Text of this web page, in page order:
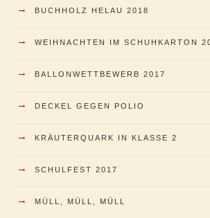
→ BUCHHOLZ HELAU 2018
→ WEIHNACHTEN IM SCHUHKARTON
→ BALLONWETTBEWERB 2017
→ DECKEL GEGEN POLIO
→ KRÄUTERQUARK IN KLASSE 2
→ SCHULFEST 2017
→ MÜLL, MÜLL, MÜLL